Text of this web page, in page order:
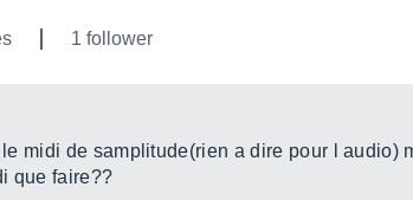
1 follower
midi de samplitude(rien a dire pour l
que faire??